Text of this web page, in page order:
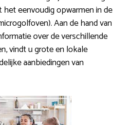
eenvoudig opwarmen in de
Aan de hand van
over de verschillende
vindt u grote en lokale
aanbiedingen van